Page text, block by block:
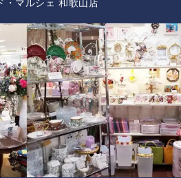
・マルシェ 和歌山店